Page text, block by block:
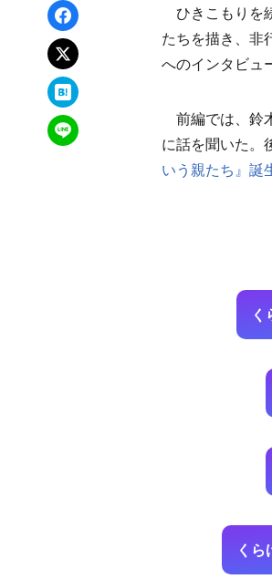
Facebookでシェア
xでポスト
はてなブックマーク
LINEで送る
ひきこもりを
たちを描き、非
へのインタビュ
前編では、鈴
に話を聞いた。
いう親たち』誕
く